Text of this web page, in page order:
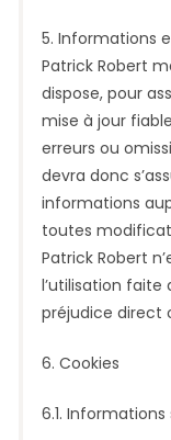
5. Informations
Patrick Robert
dispose, pour
mise à jour
erreurs ou
devra donc
informations
toutes
Patrick Robert
l’utilisation
préjudice direct
6. Cookies
6.1.